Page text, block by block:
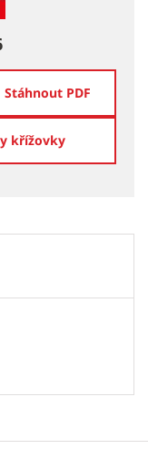
Stáhnout PDF
křížovky